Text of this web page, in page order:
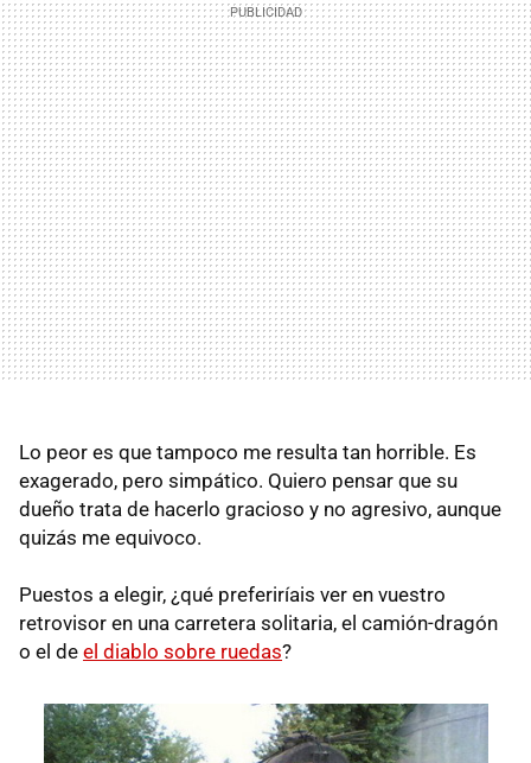
Lo peor es que tampoco me resulta tan horrible. Es
exagerado, pero simpático. Quiero pensar que su
dueño trata de hacerlo gracioso y no agresivo, aunque
quizás me equivoco.
Puestos a elegir, ¿qué preferiríais ver en vuestro
retrovisor en una carretera solitaria, el camión-dragón
o el de el diablo sobre ruedas?